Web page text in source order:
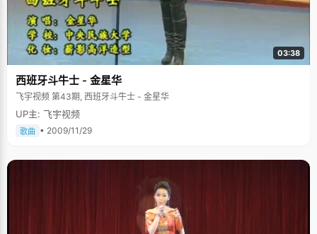
03:38
西班牙斗牛士 - 金星华
飞宇视频 第43期, 西班牙斗牛士 - 金星华
UP主: 飞宇视频
歌曲 • 2009/11/29